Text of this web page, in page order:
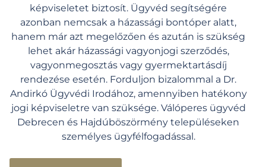
képviseletet biztosít. Ügyvéd segítségére
azonban nemcsak a házassági bontóper alatt,
hanem már azt megelőzően és azután is szükség
lehet akár házassági vagyonjogi szerződés,
vagyonmegosztás vagy gyermektartásdíj
rendezése esetén. Forduljon bizalommal a Dr.
Andirkó Ügyvédi Irodához, amennyiben hatékony
jogi képviseletre van szüksége. Válóperes ügyvéd
Debrecen és Hajdúböszörmény településeken
személyes ügyfélfogadással.